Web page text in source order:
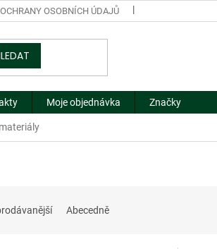
OSOBNÍCH ÚDAJŮ
Moje objednávka Značky
Abecedně